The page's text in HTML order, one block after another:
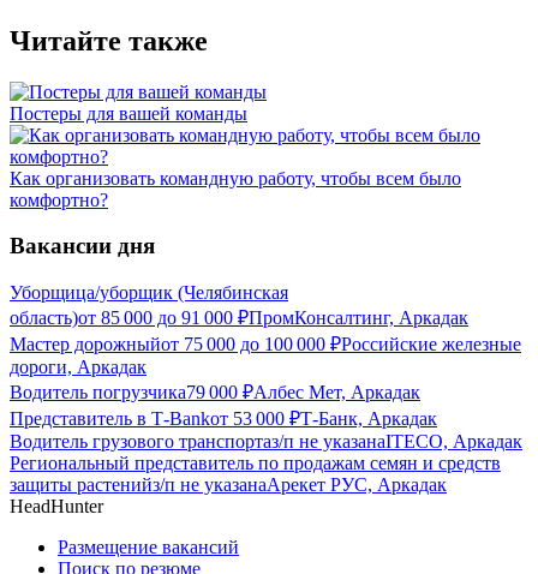
Читайте также
Постеры для вашей команды
Как организовать командную работу, чтобы всем было
комфортно?
Вакансии дня
Уборщица/уборщик (Челябинская
область)от 85 000 до 91 000 ₽ПромКонсалтинг, Аркадак
Мастер дорожныйот 75 000 до 100 000 ₽Российские железные
дороги, Аркадак
Водитель погрузчика79 000 ₽Албес Мет, Аркадак
Представитель в Т-Bankот 53 000 ₽Т-Банк, Аркадак
Водитель грузового транспортаз/п не указанаITECO, Аркадак
Региональный представитель по продажам семян и средств
защиты растенийз/п не указанаАрекет РУС, Аркадак
HeadHunter
Размещение вакансий
Поиск по резюме